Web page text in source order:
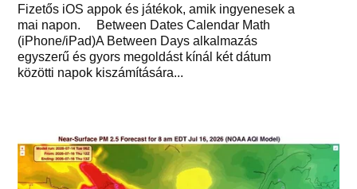
Fizetős iOS appok és játékok, amik ingyenesek a
mai napon. Between Dates Calendar Math
(iPhone/iPad)A Between Days alkalmazás
egyszerű és gyors megoldást kínál két dátum
közötti napok kiszámítására...